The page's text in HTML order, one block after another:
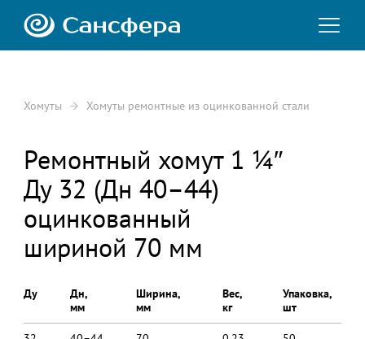
Хомуты Хомуты ремонтные из оцинкованной стали
Ремонтный хомут 1 ¼″
Ду 32 (Дн 40–44)
оцинкованный
шириной 70 мм
Ду
Дн,
мм
Ширина,
мм
Вес,
кг
Упаковка,
шт